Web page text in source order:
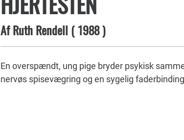
AfRuth Rendell (1988)
En overspændt, ung pige bryder psykisk
nervøs spisevægring og en sygelig